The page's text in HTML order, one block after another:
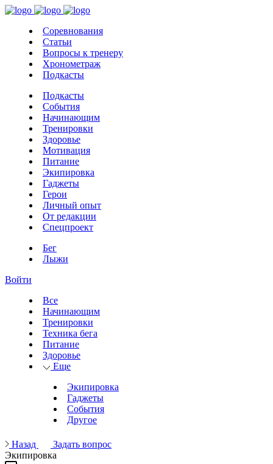
Соревнования
Статьи
Вопросы к тренеру
Хронометраж
Подкасты
Подкасты
События
Начинающим
Тренировки
Здоровье
Мотивация
Питание
Экипировка
Гаджеты
Герои
Личный опыт
От редакции
Спецпроект
Бег
Лыжи
Войти
Все
Начинающим
Тренировки
Техника бега
Питание
Здоровье
Еще
Экипировка
Гаджеты
События
Другое
Назад
Задать вопрос
Экипировка